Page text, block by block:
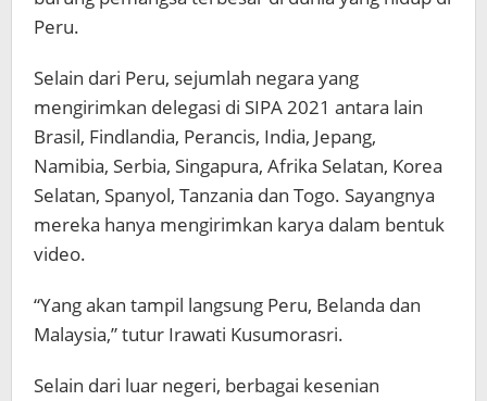
Peru.
Selain dari Peru, sejumlah negara yang
mengirimkan delegasi di SIPA 2021 antara lain
Brasil, Findlandia, Perancis, India, Jepang,
Namibia, Serbia, Singapura, Afrika Selatan, Korea
Selatan, Spanyol, Tanzania dan Togo. Sayangnya
mereka hanya mengirimkan karya dalam bentuk
video.
“Yang akan tampil langsung Peru, Belanda dan
Malaysia,” tutur Irawati Kusumorasri.
Selain dari luar negeri, berbagai kesenian